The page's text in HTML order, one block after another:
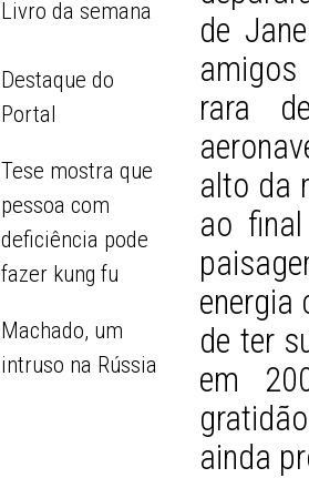
Livro da semana
Destaque do
Portal
Tese mostra que
pessoa com
deficiência pode
fazer kung fu
Machado, um
intruso na Rússia
de
rara
alto da
ao
energia
de ter
em
ainda